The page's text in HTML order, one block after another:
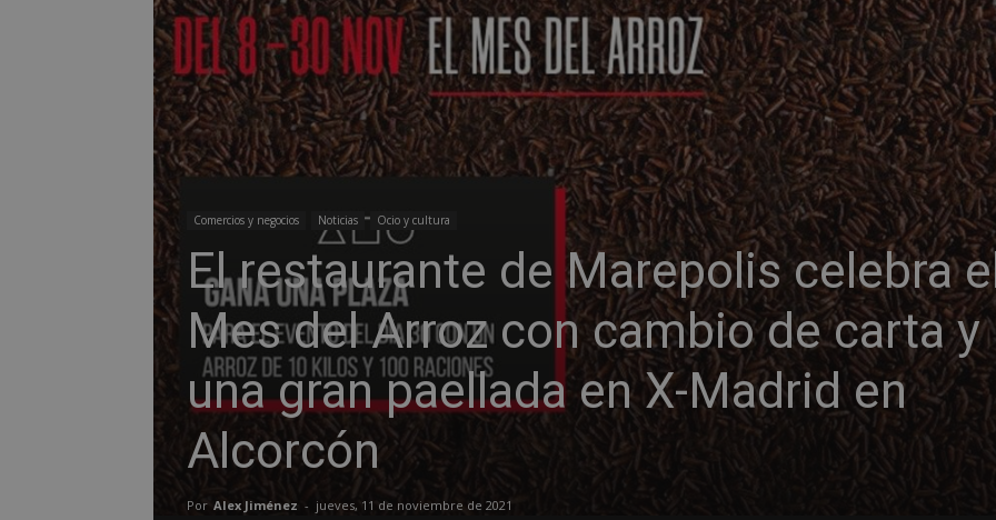
Comercios y negocios Noticias Ocio y cultura
El restaurante de Marepolis celebra
Mes del Arroz con cambio de carta y
una gran paellada en X-Madrid en
Alcorcón
Por Alex Jiménez - jueves, 11 de noviembre de 2021